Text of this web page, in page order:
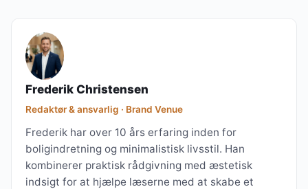
Frederik Christensen
Redaktør & ansvarlig · Brand Venue
Frederik har over 10 års erfaring inden for
boligindretning og minimalistisk livsstil. Han
kombinerer praktisk rådgivning med æstetisk
indsigt for at hjælpe læserne med at skabe et